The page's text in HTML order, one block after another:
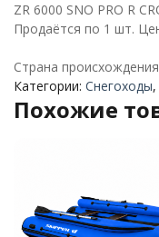
ZR 6000 SNO PRO R
Продаётся по 1 шт.
Страна
Категории: Снегоходы,
Похожие